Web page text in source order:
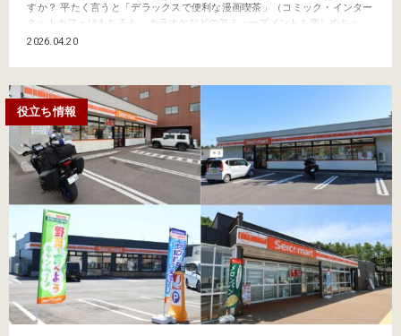
すか？ 平たく言うと「デラックスで便利な漫画喫茶」（コミック・インター
ネットカフェはもちろん、カラオケなどのアミューズメントも楽しめちゃ
う！）。実は近年、「快活CLUB」がツーリングライダー（「バイク快活
確保できる・時間制でリーズナブルに利用できる・シャ…
2026.04.20
役立ち情報